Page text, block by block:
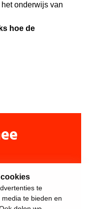
cookies
te
te bieden en
onderwijs van
hoe de